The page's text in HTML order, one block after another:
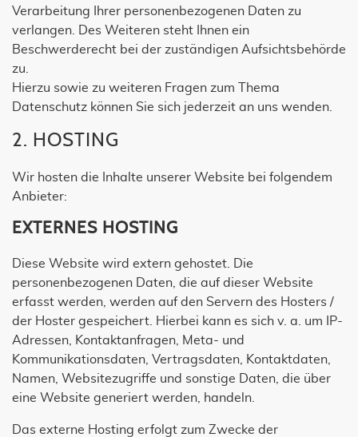
Verarbeitung Ihrer personenbezogenen Daten zu
verlangen. Des Weiteren steht Ihnen ein
Beschwerderecht bei der zuständigen Aufsichtsbehörde
zu.
Hierzu sowie zu weiteren Fragen zum Thema
Datenschutz können Sie sich jederzeit an uns wenden.
2. HOSTING
Wir hosten die Inhalte unserer Website bei folgendem
Anbieter:
EXTERNES HOSTING
Diese Website wird extern gehostet. Die
personenbezogenen Daten, die auf dieser Website
erfasst werden, werden auf den Servern des Hosters /
der Hoster gespeichert. Hierbei kann es sich v. a. um IP-
Adressen, Kontaktanfragen, Meta- und
Kommunikationsdaten, Vertragsdaten, Kontaktdaten,
Namen, Websitezugriffe und sonstige Daten, die über
eine Website generiert werden, handeln.
Das externe Hosting erfolgt zum Zwecke der